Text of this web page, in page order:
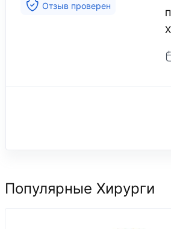
Отзыв проверен
Популярные Хирурги